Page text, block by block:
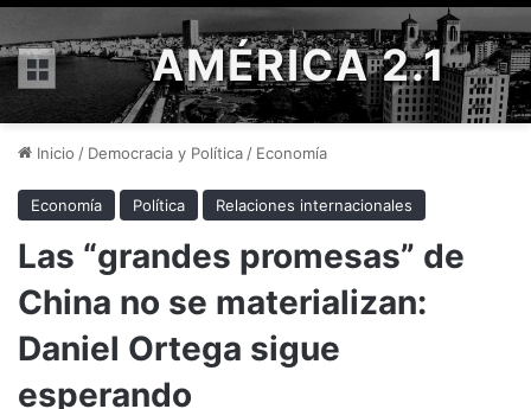
Menú AMÉRICA 2.1
Inicio / Democracia y Política / Economía
Economía Política Relaciones internacionales
Las “grandes promesas” de
China no se materializan:
Daniel Ortega sigue
esperando